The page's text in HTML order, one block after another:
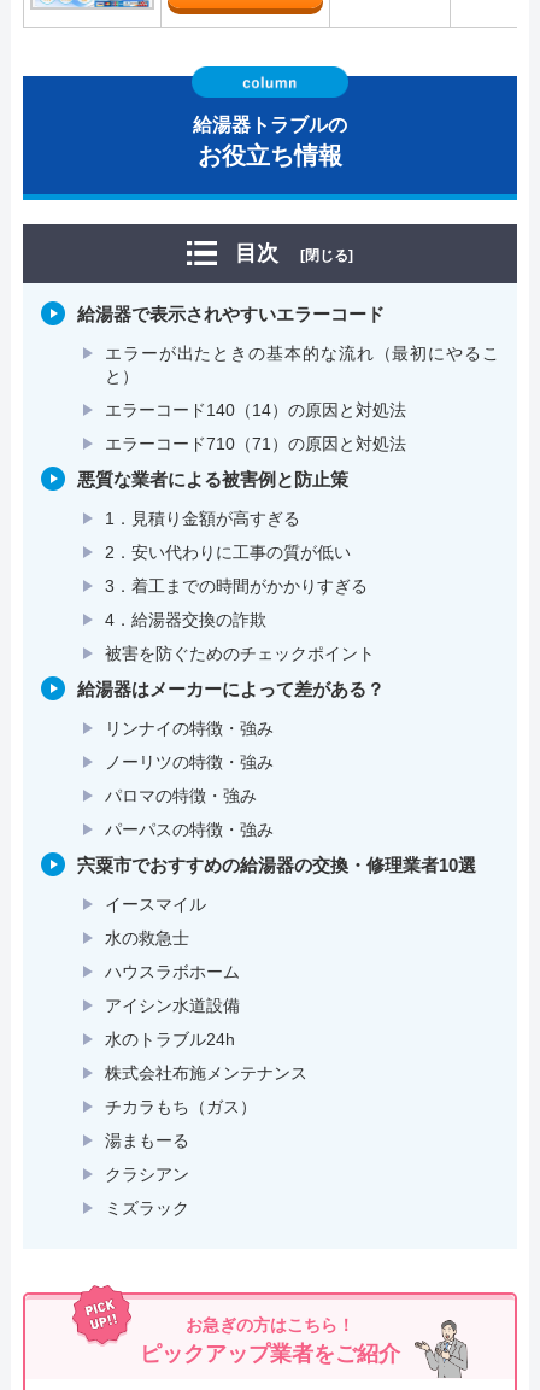
給湯器トラブルの
お役立ち情報
目次 [閉じる]
給湯器で表示されやすいエラーコード
エラーが出たときの基本的な流れ（最初にやるこ
と）
エラーコード140（14）の原因と対処法
エラーコード710（71）の原因と対処法
悪質な業者による被害例と防止策
1．見積り金額が高すぎる
2．安い代わりに工事の質が低い
3．着工までの時間がかかりすぎる
4．給湯器交換の詐欺
被害を防ぐためのチェックポイント
給湯器はメーカーによって差がある？
リンナイの特徴・強み
ノーリツの特徴・強み
パロマの特徴・強み
パーパスの特徴・強み
宍粟市でおすすめの給湯器の交換・修理業者10選
イースマイル
水の救急士
ハウスラボホーム
アイシン水道設備
水のトラブル24h
株式会社布施メンテナンス
チカラもち（ガス）
湯まもーる
クラシアン
ミズラック
お急ぎの方はこちら！
ピックアップ業者をご紹介